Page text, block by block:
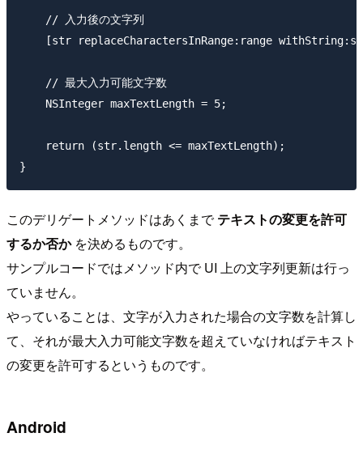
    // 入力後の文字列
[str replaceCharactersInRange:range
    // 最大入力可能文字数
    NSInteger maxTextLength = 5;
    return (str.length <= maxTextLength);
このデリゲートメソッドはあくまでテキストの変更を許可
するか否かを決めるものです。
サンプルコードではメソッド内で UI 上の文字列更新は行っ
ていません。
やっていることは、文字が入力された場合の文字数を計算し
て、それが最大入力可能文字数を超えていなければテキスト
の変更を許可するというものです。
Android